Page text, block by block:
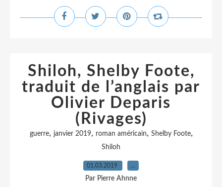
Shiloh, Shelby Foote,
traduit de l’anglais par
Olivier Deparis
(Rivages)
guerre, janvier 2019, roman américain, Shelby Foote,
Shiloh
01.03.2019 …
Par Pierre Ahnne